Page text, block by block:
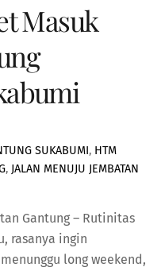
Masuk
SUKABUMI, HTM
, JALAN MENUJU JEMBATAN
Gantung – Rutinitas
rasanya ingin
long weekend,